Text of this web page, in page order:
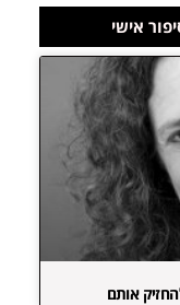
אישי
אותם